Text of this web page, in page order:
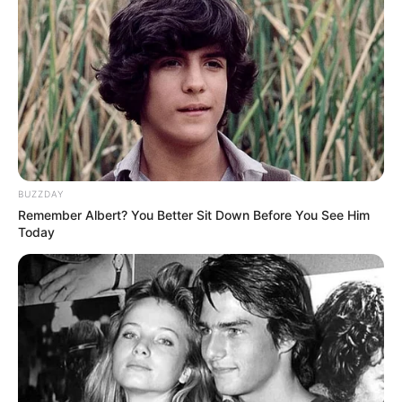
Nos CAAs foram mais de 16 mil pessoas atendidas. Já as URVs
receberam cerca de 3,5 mil pacientes para internação. Na última
epidemia de dengue, em 2019, foram abertos três centros de
atendimento aos pacientes com sintomas da doença.
Outra importante ação da Prefeitura foi a abertura de três hospitais,
sendo um de campanha, na Regional Norte, e dois temporários,
em Venda Nova e na Oeste. Juntos, os equipamentos atenderam
27,5 mil pessoas e realizaram a internação de outras 3 mil.
BUZZDAY
Remember Albert? You Better Sit Down Before You See Him
Today